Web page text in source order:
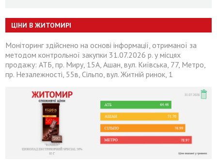
ЦІНИ В ЖИТОМИРІ
Моніторинг здійснено на основі інформації, отриманої за
методом контрольної закупки 31.07.2026 р. у місцях
продажу: АТБ, пр. Миру, 15А, Ашан, вул. Київська, 77, Метро,
пр. Незалежності, 55в, Сільпо, вул. Житній ринок, 1